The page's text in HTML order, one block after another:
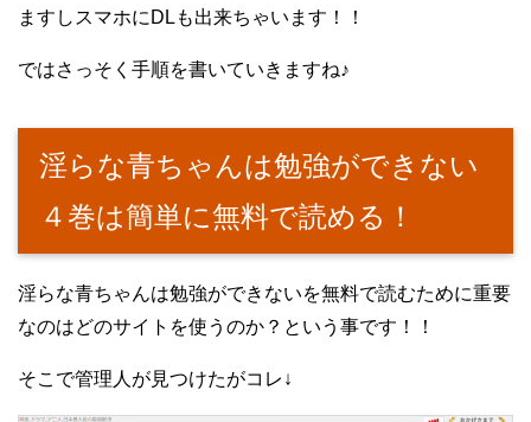
ますしスマホにDLも出来ちゃいます！！
ではさっそく手順を書いていきますね♪
淫らな青ちゃんは勉強ができない
４巻は簡単に無料で読める！
淫らな青ちゃんは勉強ができないを無料で読むために重要
なのはどのサイトを使うのか？という事です！！
そこで管理人が見つけたがコレ↓